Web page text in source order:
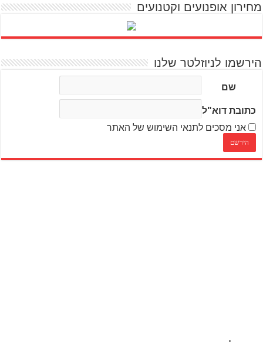
מחירון אופנועים וקטנועים
הירשמו לניוזלטר שלנו
שם
כתובת דוא"ל
אני מסכים לתנאי השימוש של האתר